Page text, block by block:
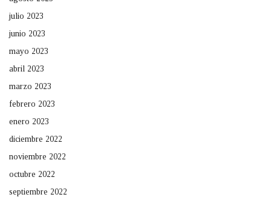
julio 2023
junio 2023
mayo 2023
abril 2023
marzo 2023
febrero 2023
enero 2023
diciembre 2022
noviembre 2022
octubre 2022
septiembre 2022